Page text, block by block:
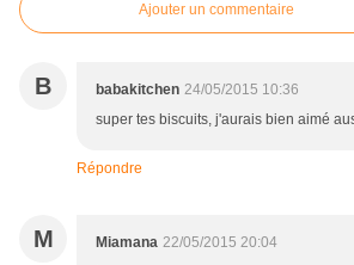
Ajouter un commentaire
B babakitchen 24/05/2015 10:36
super tes biscuits, j'aurais bien aimé
Répondre
M Miamana 22/05/2015 20:04